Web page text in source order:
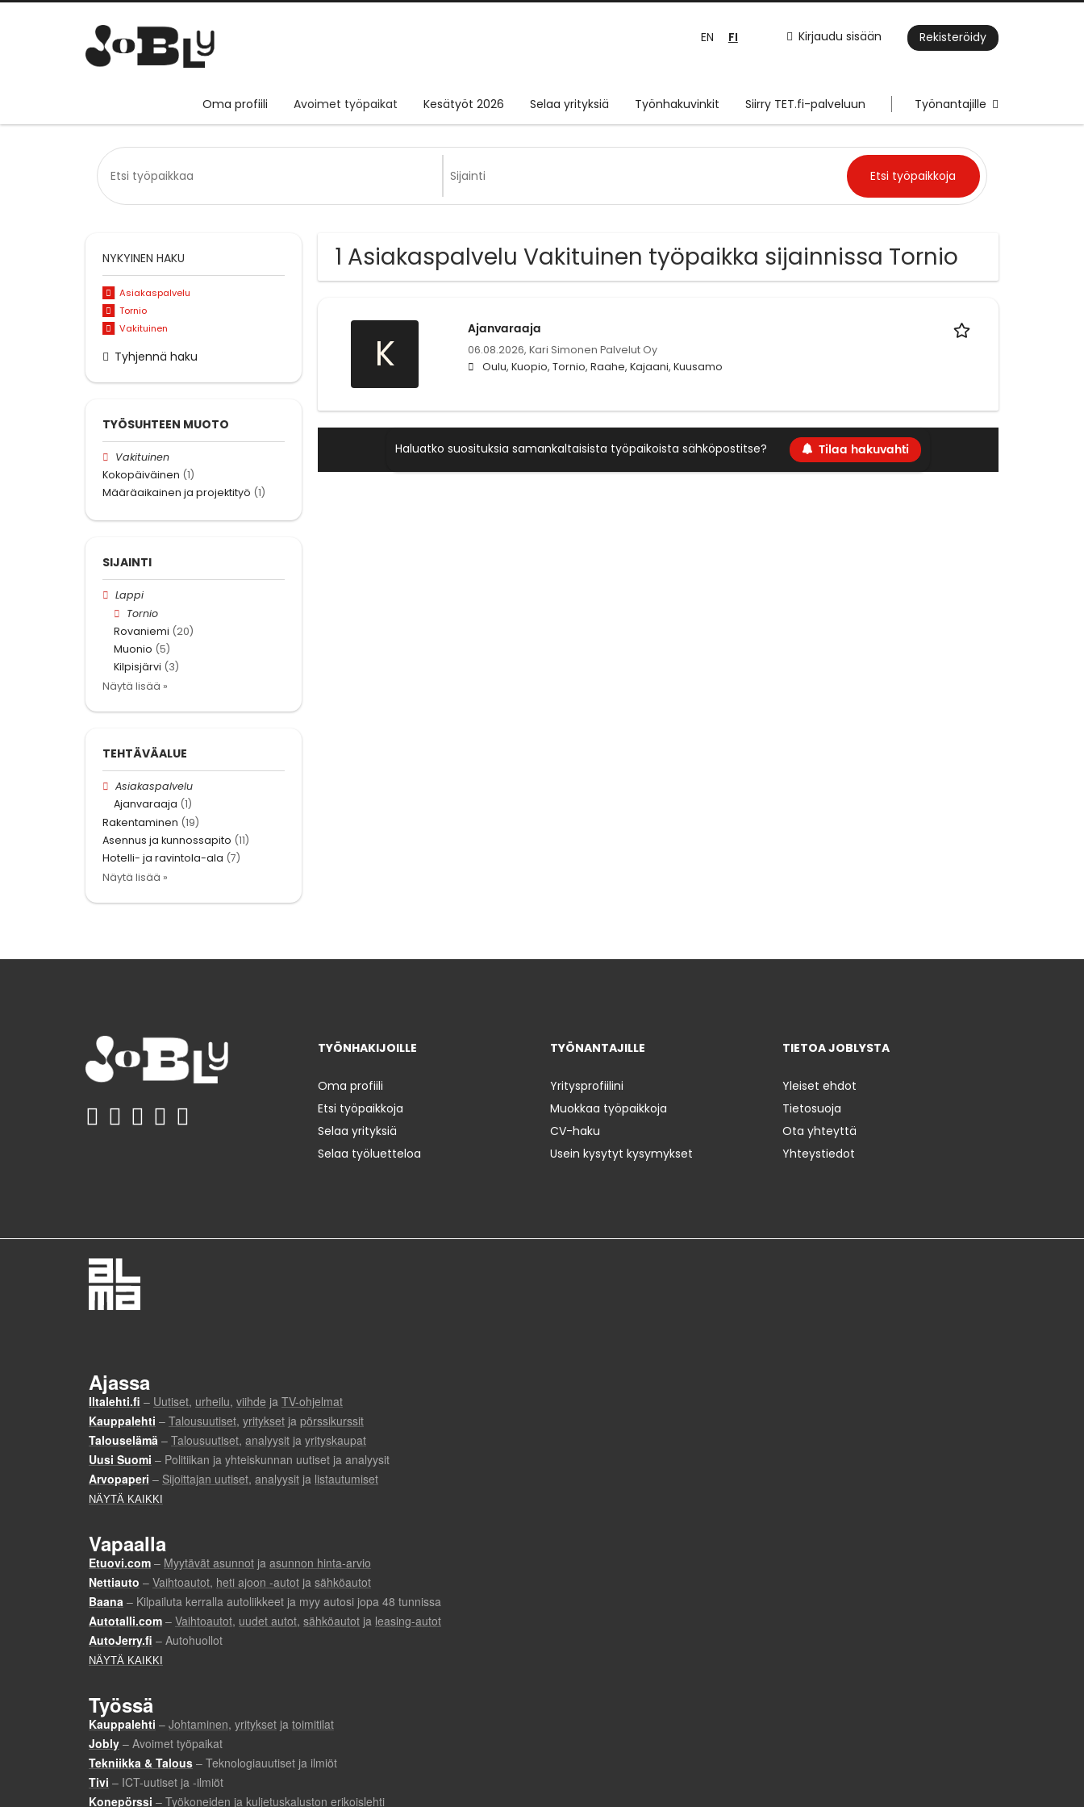
Kirjaudu sisään Rekisteröidy
EN FI
Oma profiili Avoimet työpaikat Kesätyöt 2026 Selaa yrityksiä Työnhakuvinkit Siirry TET.fi-palveluun Työnantajille
1 Asiakaspalvelu Vakituinen työpaikka sijainnissa Tornio
K
Ajanvaraaja
06.08.2026, Kari Simonen Palvelut Oy
Oulu, Kuopio, Tornio, Raahe, Kajaani, Kuusamo
Haluatko suosituksia samankaltaisista työpaikoista sähköpostitse? Tilaa hakuvahti
NYKYINEN HAKU
Asiakaspalvelu
Tornio
Vakituinen
Tyhjennä haku
TYÖSUHTEEN MUOTO
Vakituinen
Kokopäiväinen (1)
Määräaikainen ja projektityö (1)
SIJAINTI
Lappi
Tornio
Rovaniemi (20)
Muonio (5)
Kilpisjärvi (3)
Näytä lisää »
TEHTÄVÄALUE
Asiakaspalvelu
Ajanvaraaja (1)
Rakentaminen (19)
Asennus ja kunnossapito (11)
Hotelli- ja ravintola-ala (7)
Näytä lisää »
TYÖNHAKIJOILLE
Oma profiili
Etsi työpaikkoja
Selaa yrityksiä
Selaa työluetteloa
TYÖNANTAJILLE
Yritysprofiilini
Muokkaa työpaikkoja
CV-haku
Usein kysytyt kysymykset
TIETOA JOBLYSTA
Yleiset ehdot
Tietosuoja
Ota yhteyttä
Yhteystiedot